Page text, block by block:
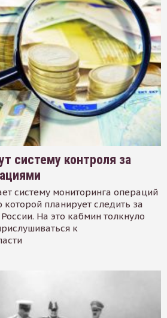
систему контроля за
систему мониторинга операций
планирует следить за
На это кабмин толкнуло
к